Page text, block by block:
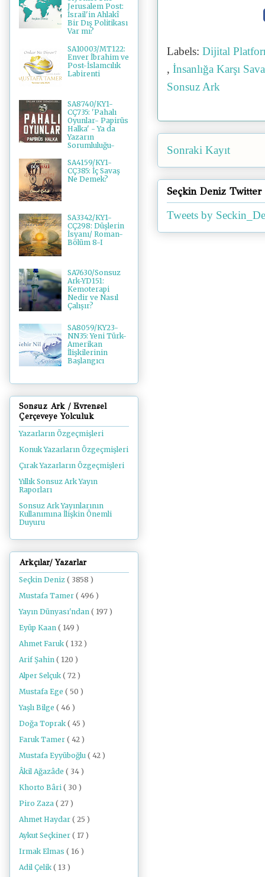
Labels: Dijital
, İnsanlığa Karşı
Sonsuz Ark
Sonraki Kayıt
Seçkin Deniz Twitter
Tweets by
Jerusalem Post:
İsrail'in Ahlakî
Bir Dış Politikası
Var mı?
SA10003/MT122:
Enver İbrahim ve
Post-İslamcılık
Labirenti
SA8740/KY1-
CÇ735: 'Pahalı
Oyunlar- Papirüs
Halka' - Ya da
Yazarın
Sorumluluğu-
SA4159/KY1-
CÇ385: İç Savaş
Ne Demek?
SA3342/KY1-
CÇ298: Düşlerin
İsyanı/ Roman-
Bölüm 8-I
SA7630/Sonsuz
Ark-YD151:
Kemoterapi
Nedir ve Nasıl
Çalışır?
SA8059/KY23-
NN35: Yeni Türk-
Amerikan
İlişkilerinin
Başlangıcı
Sonsuz Ark / Evrensel
Çerçeveye Yolculuk
Yazarların Özgeçmişleri
Konuk Yazarların Özgeçmişleri
Çırak Yazarların Özgeçmişleri
Yıllık Sonsuz Ark Yayın
Raporları
Sonsuz Ark Yayınlarının
Kullanımına İlişkin Önemli
Duyuru
Arkçılar/ Yazarlar
Seçkin Deniz ( 3858 )
Mustafa Tamer ( 496 )
Yayın Dünyası'ndan ( 197 )
Eyüp Kaan ( 149 )
Ahmet Faruk ( 132 )
Arif Şahin ( 120 )
Alper Selçuk ( 72 )
Mustafa Ege ( 50 )
Yaşlı Bilge ( 46 )
Doğa Toprak ( 45 )
Faruk Tamer ( 42 )
Mustafa Eyyüboğlu ( 42 )
Âkil Ağazâde ( 34 )
Khorto Bâri ( 30 )
Piro Zaza ( 27 )
Ahmet Haydar ( 25 )
Aykut Seçkiner ( 17 )
Irmak Elmas ( 16 )
Adil Çelik ( 13 )